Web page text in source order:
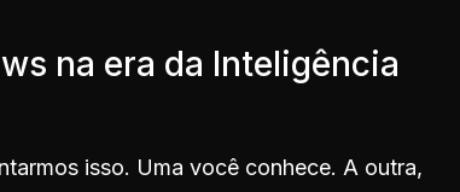
na era da Inteligência
isso. Uma você conhece. A outra,